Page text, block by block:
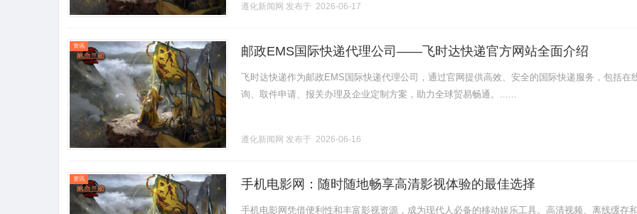
遵化新闻网 发布于 2026-06-17
资讯 邮政EMS国际快递代理公司——飞时达快递官方网站全面介绍
飞时达快递作为邮政EMS国际快递代理公司，通过官网提供高效、安全的国际快递服务，包括在
询、取件申请、报关办理及企业定制方案，助力全球贸易畅通。......
遵化新闻网 发布于 2026-06-16
资讯 手机电影网：随时随地畅享高清影视体验的最佳选择
手机电影网凭借便利性和丰富影视资源，成为现代人必备的移动娱乐工具。高清视频、离线缓存